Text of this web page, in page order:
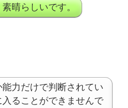
晴らしいです。
力だけで判断されてい
ることができませんで